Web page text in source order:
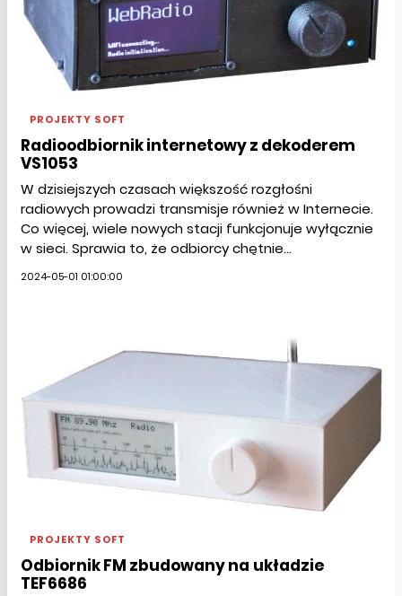
PROJEKTY SOFT
Radioodbiornik internetowy z dekoderem
VS1053
W dzisiejszych czasach większość rozgłośni
radiowych prowadzi transmisje również w Internecie.
Co więcej, wiele nowych stacji funkcjonuje wyłącznie
w sieci. Sprawia to, że odbiorcy chętnie...
2024-05-01 01:00:00
PROJEKTY SOFT
Odbiornik FM zbudowany na układzie
TEF6686